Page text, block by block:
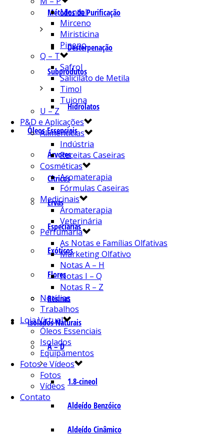
Métodos de Purificação
Desterpenação
Subprodutos
Hidrolatos
Óleos Essenciais
Árvores
Cítricos
Ervas
Especiarias
Exóticos
Flores
Resinas
Isolados Naturais
A – D
1.8-cineol
Aldeído Benzóico
Aldeído Cinâmico
Mentol
Mirceno
Miristicina
Pineno
Q – T
Safrol
Salicilato de Metila
Timol
Tujona
U – Z
P&D e Aplicações
Alimentícias
Indústria
Receitas Caseiras
Cosméticas
Aromaterapia
Fórmulas Caseiras
Medicinais
Aromaterapia
Veterinária
Perfumaria
As Notas e Famílias Olfativas
Marketing Olfativo
Notas A – H
Notas I – Q
Notas R – Z
Notícias
Trabalhos
Loja Virtual
Óleos Essenciais
Isolados
Equipamentos
Fotos e Vídeos
Fotos
Vídeos
Contato